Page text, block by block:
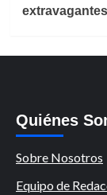
Quiénes
Sobre Nosotros
Equipo de